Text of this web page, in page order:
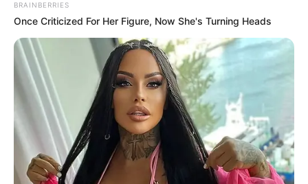
BRAINBERRIES
Once Criticized For Her Figure, Now She's Turning Heads